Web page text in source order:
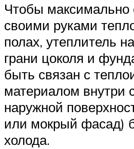
Чтобы максимально
своими руками
полах, утеплитель
грани цоколя и
быть связан с
материалом внутри
наружной
или мокрый фасад)
холода.